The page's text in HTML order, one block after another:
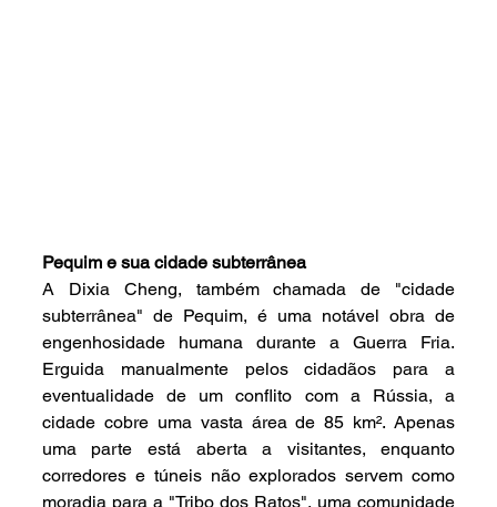
Pequim e sua cidade subterrânea
A Dixia Cheng, também chamada de "cidade
subterrânea" de Pequim, é uma notável obra de
engenhosidade humana durante a Guerra Fria.
Erguida manualmente pelos cidadãos para a
eventualidade de um conflito com a Rússia, a
cidade cobre uma vasta área de 85 km². Apenas
uma parte está aberta a visitantes, enquanto
corredores e túneis não explorados servem como
moradia para a "Tribo dos Ratos", uma comunidade